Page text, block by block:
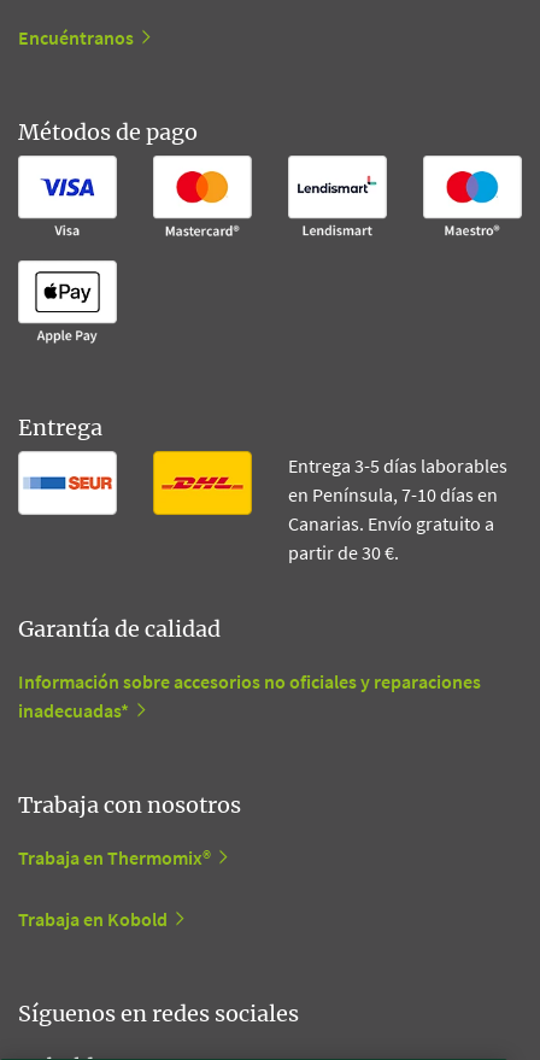
Encuéntranos
Métodos de pago
Entrega
Entrega 3-5 días laborables
en Península, 7-10 días en
Canarias. Envío gratuito a
partir de 30 €.
Garantía de calidad
Información sobre accesorios no oficiales y reparaciones
inadecuadas*
Trabaja con nosotros
Trabaja en Thermomix®
Trabaja en Kobold
Síguenos en redes sociales